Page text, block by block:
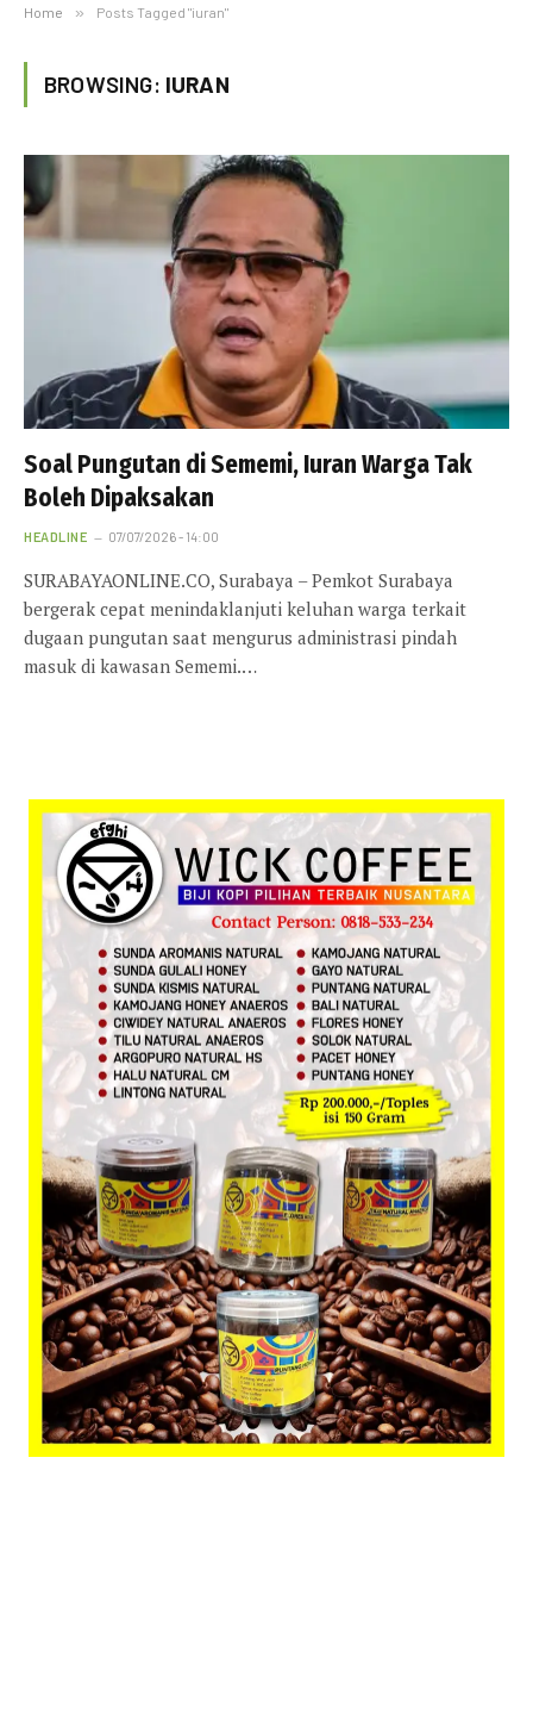
Home » Posts Tagged "iuran"
BROWSING: IURAN
Soal Pungutan di Sememi, Iuran Warga Tak
Boleh Dipaksakan
HEADLINE 07/07/2026 - 14:00
SURABAYAONLINE.CO, Surabaya – Pemkot Surabaya
bergerak cepat menindaklanjuti keluhan warga terkait
dugaan pungutan saat mengurus administrasi pindah
masuk di kawasan Sememi.…